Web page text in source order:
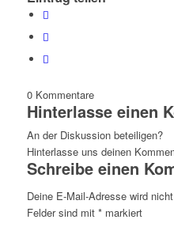
0 Kommentare
Hinterlasse einen
An der Diskussion beteiligen?
Hinterlasse uns deinen
Schreibe einen
Deine E-Mail-Adresse wird
Felder sind mit *markiert